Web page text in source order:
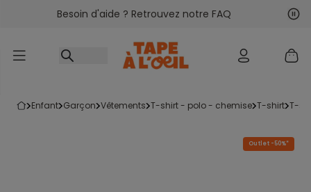
Accéder au contenu
Besoin d'aide ? Retrouvez notre FAQ
enfant garçon vêtements t-shirt - polo - chemise t-shirt t-
Outlet -50%*